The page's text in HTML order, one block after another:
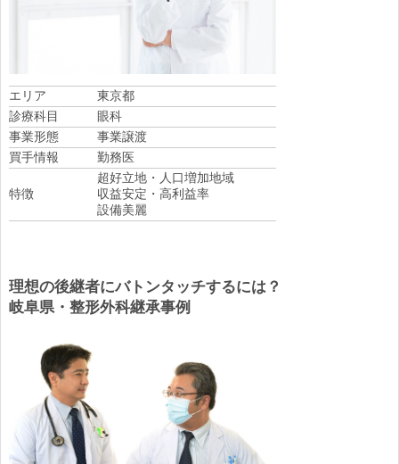
エリア
東京都
診療科目
眼科
事業形態
事業譲渡
買手情報
勤務医
特徴
超好立地・人口増加地域
収益安定・高利益率
設備美麗
理想の後継者にバトンタッチするには？
岐阜県・整形外科継承事例